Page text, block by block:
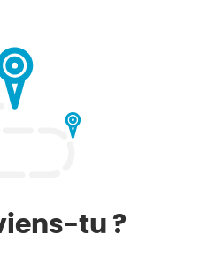
tu ?